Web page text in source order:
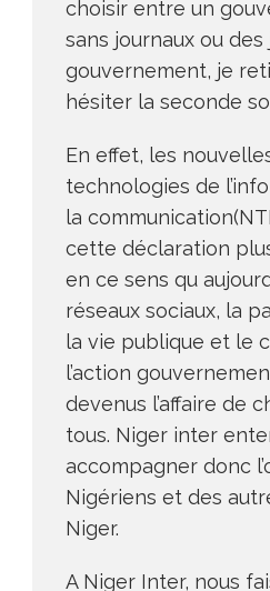
choisir entre un
sans journaux ou des
gouvernement, je
hésiter la seconde
En effet, les
technologies de
la
cette déclaration
en ce sens qu
réseaux sociaux, la
la vie publique et le
l’action
devenus l’affaire de
tous. Niger inter
accompagner donc
Nigériens et des
Niger.
A Niger Inter, nous